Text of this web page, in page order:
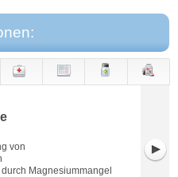
von
Magnesiummangel